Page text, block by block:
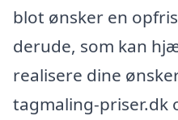
blot ønsker en
derude, som kan
realisere dine
tagmaling-priser.dk